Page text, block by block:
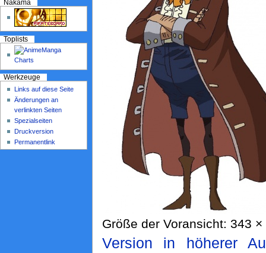
Größe der Voransicht: 343
Version in höherer
Nakama
Toplists
Werkzeuge
Links auf diese Seite
Änderungen an
verlinkten Seiten
Spezialseiten
Druckversion
Permanentlink